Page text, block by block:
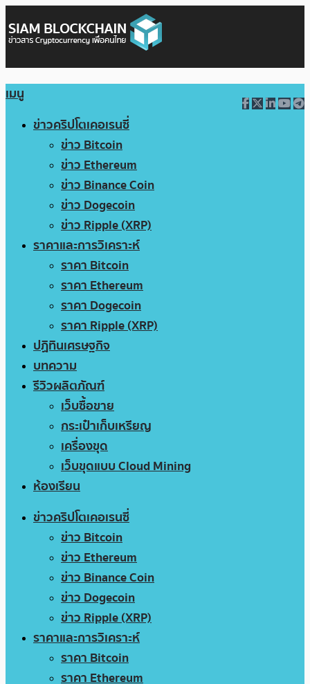
เมนู
ข่าวคริปโตเคอเรนซี่
ข่าว Bitcoin
ข่าว Ethereum
ข่าว Binance Coin
ข่าว Dogecoin
ข่าว Ripple (XRP)
ราคาและการวิเคราะห์
ราคา Bitcoin
ราคา Ethereum
ราคา Dogecoin
ราคา Ripple (XRP)
ปฏิทินเศรษฐกิจ
บทความ
รีวิวผลิตภัณฑ์
เว็บซื้อขาย
กระเป๋าเก็บเหรียญ
เครื่องขุด
เว็บขุดแบบ Cloud Mining
ห้องเรียน
ข่าวคริปโตเคอเรนซี่
ข่าว Bitcoin
ข่าว Ethereum
ข่าว Binance Coin
ข่าว Dogecoin
ข่าว Ripple (XRP)
ราคาและการวิเคราะห์
ราคา Bitcoin
ราคา Ethereum